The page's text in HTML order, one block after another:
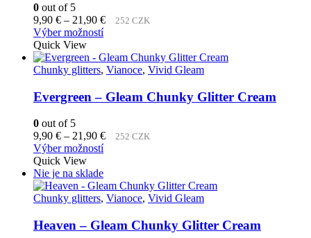
vybrať
na
stránke
produktu.
0 out of 5
9,90 € – 21,90 €Price
through
21,90 €
252 CZK
Výber možnostíTento
má
viacero
Možnosti
si
vybrať
na
stránke
Quick View
Chunky glitters, Vianoce, Vivid Gleam
Evergreen – Gleam Chunky Glitter Cream
0 out of 5
9,90 € – 21,90 €Price
21,90 €
252 CZK
Výber možnostíTento
má
viacero
variantov.
si
môžete
Quick View
Nie je na sklade
Chunky glitters, Vianoce, Vivid Gleam
Heaven – Gleam Chunky Glitter Cream